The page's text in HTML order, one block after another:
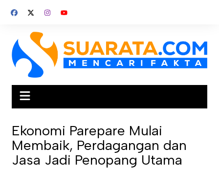
Ekonomi Parepare Mulai
Membaik, Perdagangan dan
Jasa Jadi Penopang Utama